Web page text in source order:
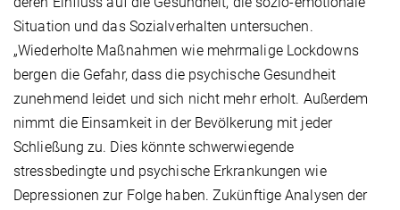
Situation und das Sozialverhalten untersuchen.
„Wiederholte Maßnahmen wie mehrmalige Lockdowns
bergen die Gefahr, dass die psychische Gesundheit
zunehmend leidet und sich nicht mehr erholt. Außerdem
nimmt die Einsamkeit in der Bevölkerung mit jeder
Schließung zu. Dies könnte schwerwiegende
stressbedingte und psychische Erkrankungen wie
Depressionen zur Folge haben. Zukünftige Analysen der